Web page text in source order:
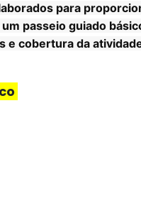
para
passeio guiado
cobertura da